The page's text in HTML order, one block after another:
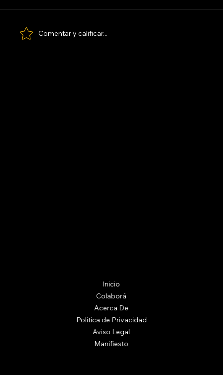
Comentar y calificar...
Inicio
Colaborá
Acerca De
Politica de Privacidad
Aviso Legal
Manifiesto